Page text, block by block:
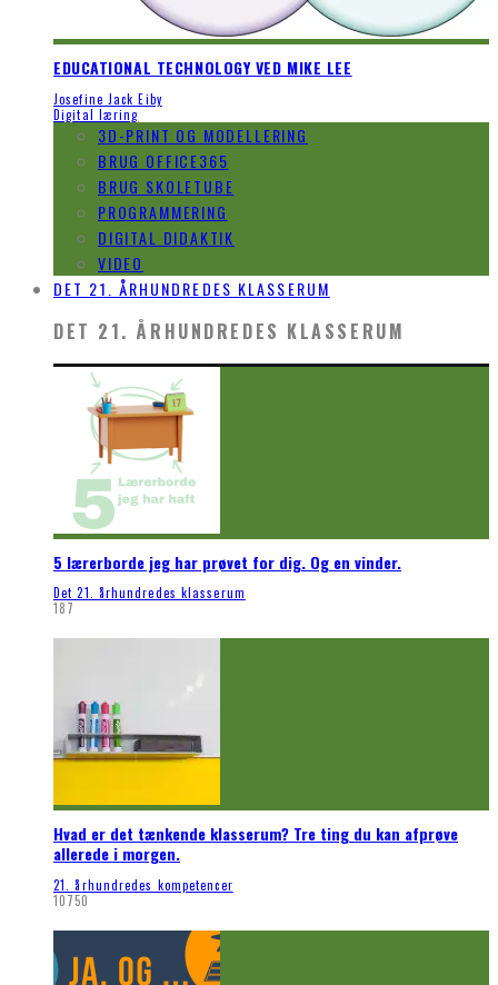
EDUCATIONAL TECHNOLOGY VED MIKE LEE
Josefine Jack Eiby
Digital læring
3D-PRINT OG MODELLERING
BRUG OFFICE365
BRUG SKOLETUBE
PROGRAMMERING
DIGITAL DIDAKTIK
VIDEO
DET 21. ÅRHUNDREDES KLASSERUM
DET 21. ÅRHUNDREDES KLASSERUM
5 lærerborde jeg har prøvet for dig. Og en vinder.
Det 21. århundredes klasserum
187
Hvad er det tænkende klasserum? Tre ting du kan afprøve
allerede i morgen.
21. århundredes kompetencer
10750